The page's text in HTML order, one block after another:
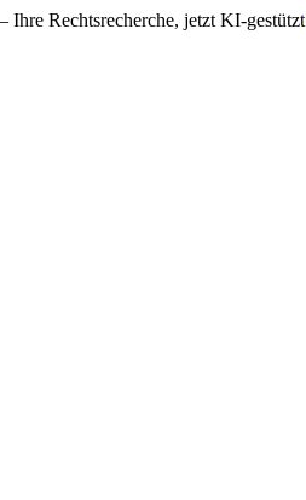
Rechtsrecherche, jetzt KI-gestützt